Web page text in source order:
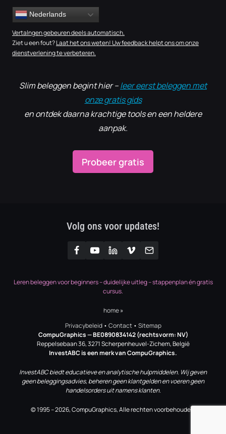
Nederlands
Vertalngen gebeuren deels automatisch.
Ziet u een fout?Laat het ons weten! Uw feedback helpt ons om onze
dienstverlening te verbeteren.
Slim beleggen begint hier –leer eerst beleggen met
onze gratis gids
en ontdek daarna krachtige tools en een heldere
aanpak.
Probeer gratis
Volg ons voor updates!
Leren beleggen voor beginners – duidelijke uitleg – stappenplan én gratis
cursus.
home»
Privacybeleid • Contact• Sitemap
CompuGraphics— BE0890834142 (rechtsvorm: NV)
Reppelsebaan 36, 3271 Scherpenheuvel-Zichem, België
InvestABC is een merk van CompuGraphics.
InvestABC biedt educatieve en analytische hulpmiddelen. Wij geven
geen beleggingsadvies, beheren geen klantgelden en voeren geen
handelsorders uit namens klanten.
© 1995 – 2026, CompuGraphics, Alle rechten voorbehouden.